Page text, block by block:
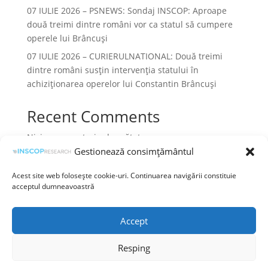
Gestionează consimțământul
Acest site web folosește cookie-uri. Continuarea navigării constituie
acceptul dumneavoastră
Accept
Resping
07 IULIE 2026 – PSNEWS: Sondaj INSCOP: Aproape
două treimi dintre români vor ca statul să cumpere
operele lui Brâncuși
07 IULIE 2026 – CURIERULNATIONAL: Două treimi
dintre români susțin intervenția statului în
achiziționarea operelor lui Constantin Brâncuși
Recent Comments
Niciun comentariu de arătat.
Prelucrarea datelor cu caracter personal
Politica cookies